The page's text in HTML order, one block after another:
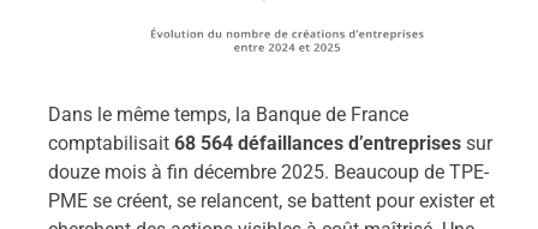
Dans le même temps, la Banque de France
comptabilisait 68 564 défaillances d’entreprises sur
douze mois à fin décembre 2025. Beaucoup de TPE-
PME se créent, se relancent, se battent pour exister et